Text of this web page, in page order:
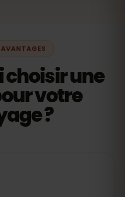
choisir une
votre
?